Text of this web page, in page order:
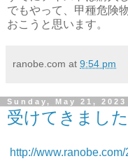
でもやって、甲種危険
おこうと思います。
ranobe.com at 9:54 pm
Sunday, May 21, 2023
受けてきまし
http://